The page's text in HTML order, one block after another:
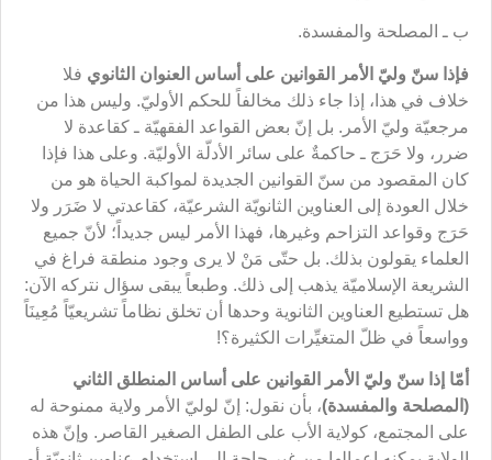
ب ـ المصلحة والمفسدة.
فإذا سنّ وليّ الأمر القوانين على أساس العنوان الثانوي فلا
خلاف في هذا، إذا جاء ذلك مخالفاً للحكم الأوليّ. وليس هذا من
مرجعيّة وليّ الأمر. بل إنّ بعض القواعد الفقهيّة ـ كقاعدة لا
ضرر، ولا حَرَج ـ حاكمةٌ على سائر الأدلّة الأوليّة. وعلى هذا فإذا
كان المقصود من سنّ القوانين الجديدة لمواكبة الحياة هو من
خلال العودة إلى العناوين الثانويّة الشرعيّة، كقاعدتي لا ضَرَر ولا
حَرَج وقواعد التزاحم وغيرها، فهذا الأمر ليس جديداً؛ لأنّ جميع
العلماء يقولون بذلك. بل حتّى مَنْ لا يرى وجود منطقة فراغ في
الشريعة الإسلاميّة يذهب إلى ذلك. وطبعاً يبقى سؤال نتركه الآن:
هل تستطيع العناوين الثانوية وحدها أن تخلق نظاماً تشريعيّاً مُعِينَاً
وواسعاً في ظلّ المتغيِّرات الكثيرة؟!
أمّا إذا سنّ وليّ الأمر القوانين على أساس المنطلق الثاني
(المصلحة والمفسدة)، بأن نقول: إنّ لوليّ الأمر ولاية ممنوحة له
على المجتمع، كولاية الأب على الطفل الصغير القاصر. وإنّ هذه